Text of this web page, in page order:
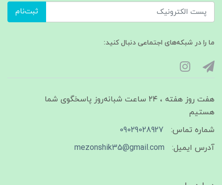
ثبت‌نام
ما را در شبکه‌های اجتماعی دنبال کنید:
هفت روز هفته ، ۲۴ ساعت شبانه‌روز پاسخگوی شما
هستیم
شماره تماس:
09029028927
آدرس ایمیل:
mezonshik35@gmail.com